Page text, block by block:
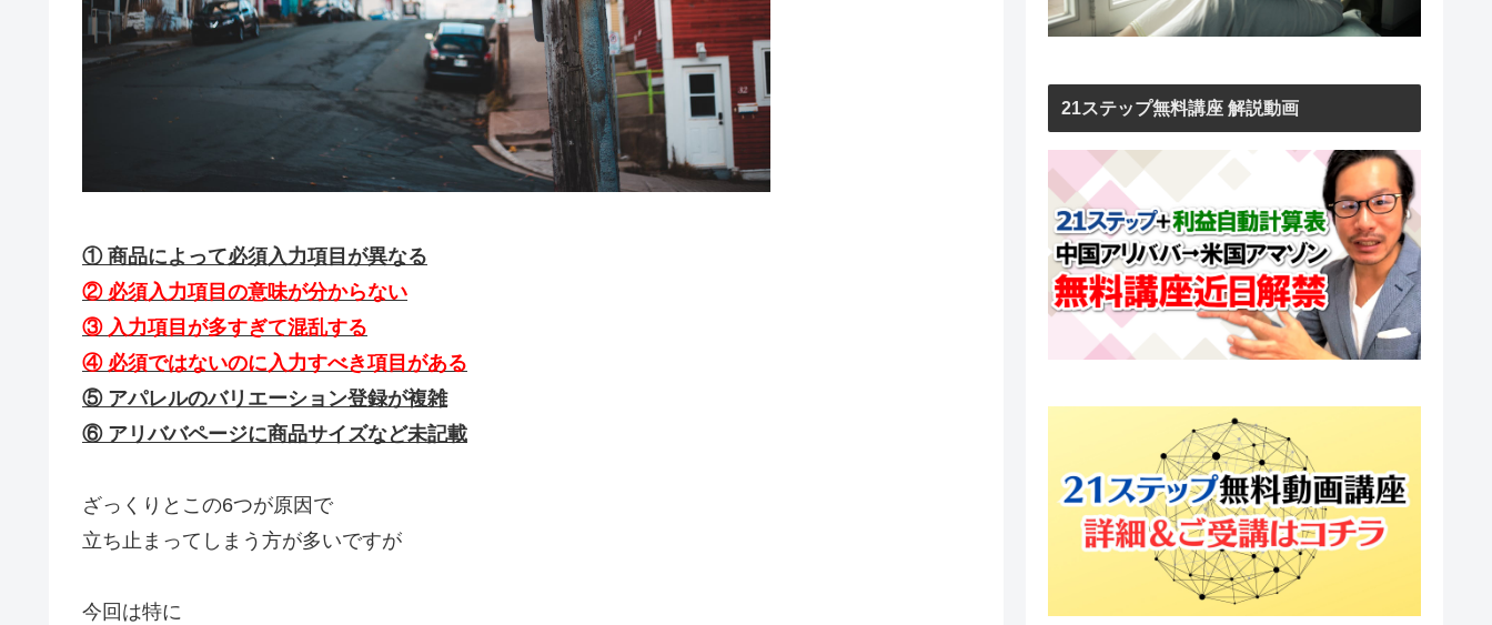
① 商品によって必須入力項目が異なる
② 必須入力項目の意味が分からない
③ 入力項目が多すぎて混乱する
④ 必須ではないのに入力すべき項目がある
⑤ アパレルのバリエーション登録が複雑
⑥ アリババページに商品サイズなど未記載
ざっくりとこの6つが原因で
立ち止まってしまう方が多いですが
今回は特に
21ステップ無料講座 解説動画